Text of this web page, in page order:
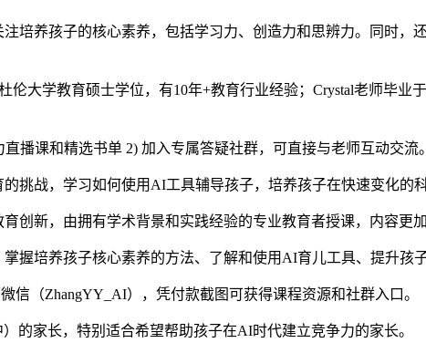
培养孩子的核心素养，包括学习力、创造力和思辨力。同时，
大学教育硕士学位，有10年+教育行业经验；Crystal老师毕业
播课和精选书单 2) 加入专属答疑社群，可直接与老师互动交流。
挑战，学习如何使用AI工具辅导孩子，培养孩子在快速变化的
创新，由拥有学术背景和实践经验的专业教育者授课，内容更加
握培养孩子核心素养的方法、了解和使用AI育儿工具、提升孩
信（ZhangYY_AI），凭付款截图可获得课程资源和社群入口。
的家长，特别适合希望帮助孩子在AI时代建立竞争力的家长。